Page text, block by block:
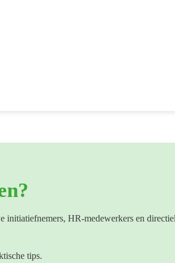
initiatiefnemers, HR-medewerkers en
tips.